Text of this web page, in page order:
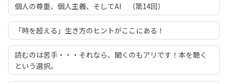
個人の尊重、個人主義、そしてAI （第14回）
「時を超える」生き方のヒントがここにある！
読むのは苦手・・・それなら、聞くのもアリです！本を聴く
という選択。